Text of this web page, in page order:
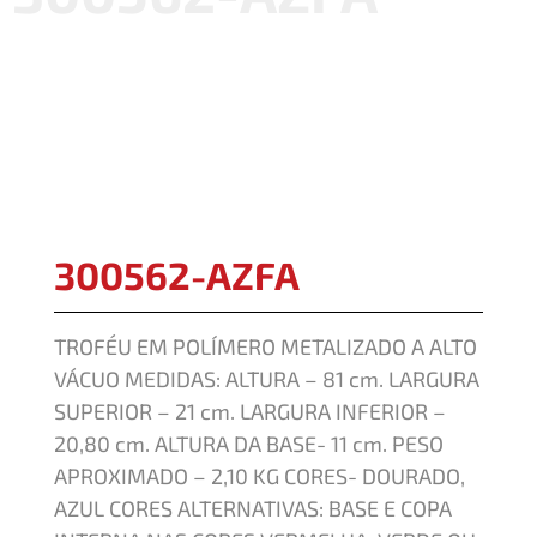
300562-AZFA
TROFÉU EM POLÍMERO METALIZADO A ALTO
VÁCUO MEDIDAS: ALTURA – 81 cm. LARGURA
SUPERIOR – 21 cm. LARGURA INFERIOR –
20,80 cm. ALTURA DA BASE- 11 cm. PESO
APROXIMADO – 2,10 KG CORES- DOURADO,
AZUL CORES ALTERNATIVAS: BASE E COPA